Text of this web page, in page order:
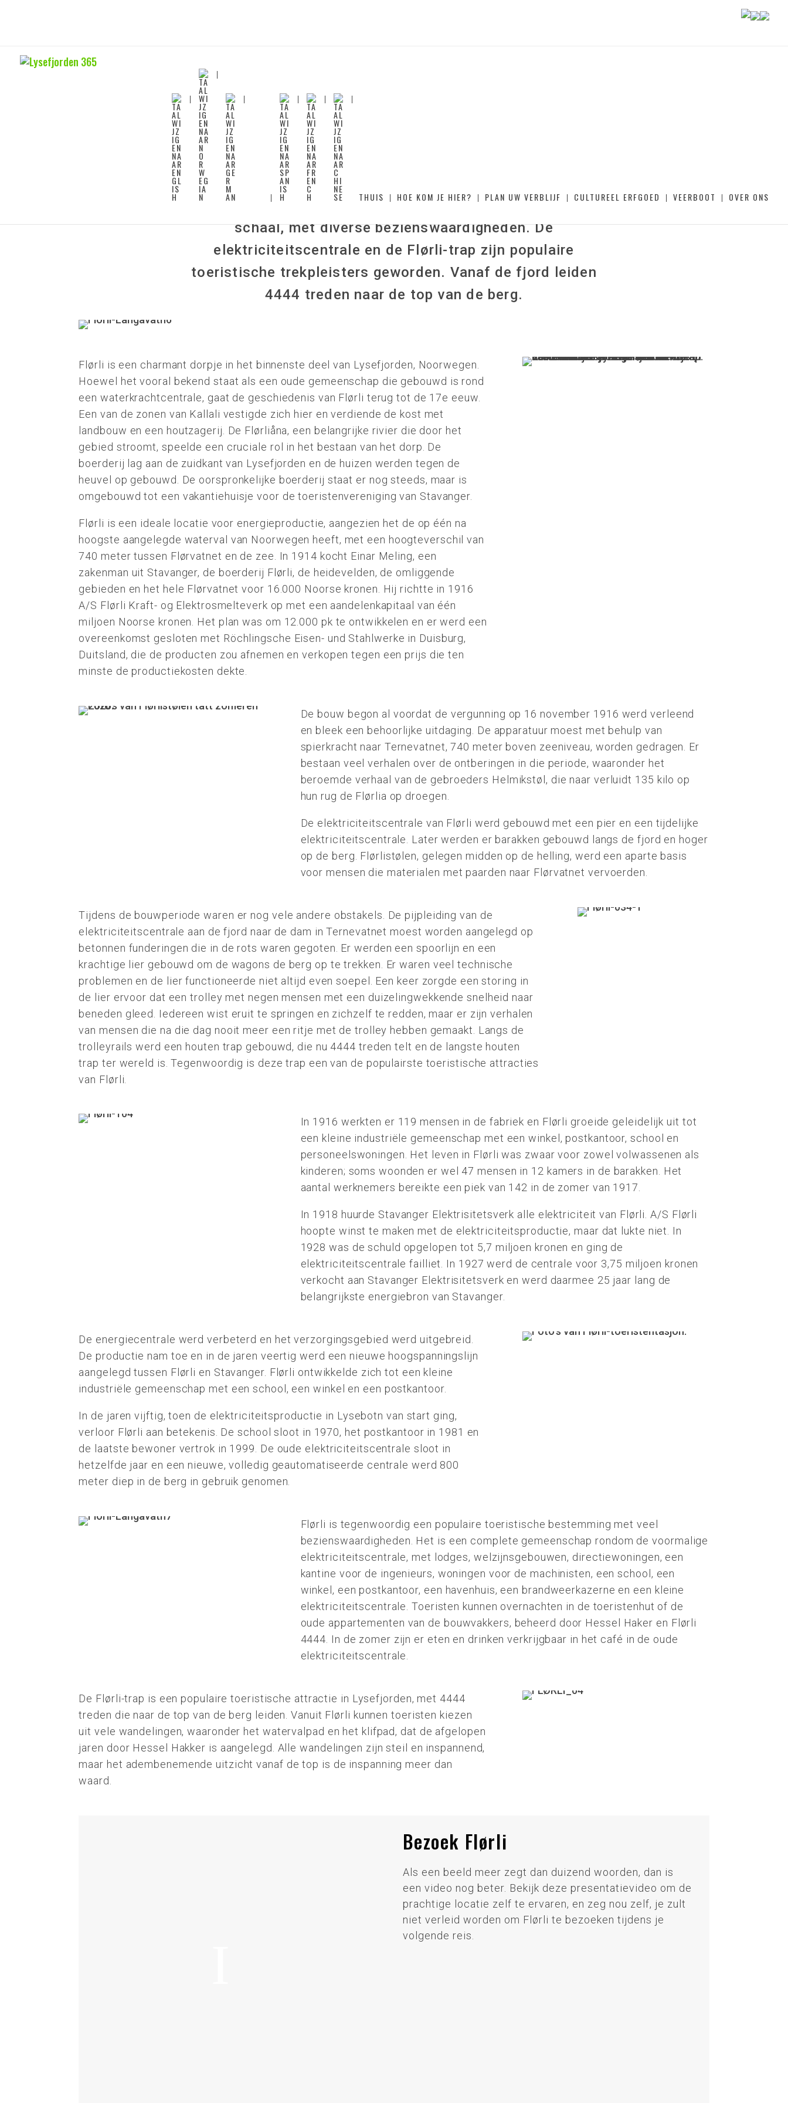
THUIS HOE KOM JE HIER? PLAN UW VERBLIJF CULTUREEL ERFGOED VEERBOOT OVER ONS
FLØRLI
Het afgelegen dorp Flørli in de Lysefjord vormt een complete
elektriciteitscentralegemeenschap op kleine, overzichtelijke
schaal, met diverse bezienswaardigheden. De
elektriciteitscentrale en de Flørli-trap zijn populaire
toeristische trekpleisters geworden. Vanaf de fjord leiden
4444 treden naar de top van de berg.
Flørli is een charmant dorpje in het binnenste deel van Lysefjorden, Noorwegen.
Hoewel het vooral bekend staat als een oude gemeenschap die gebouwd is rond
een waterkrachtcentrale, gaat de geschiedenis van Flørli terug tot de 17e eeuw.
Een van de zonen van Kallali vestigde zich hier en verdiende de kost met
landbouw en een houtzagerij. De Flørliåna, een belangrijke rivier die door het
gebied stroomt, speelde een cruciale rol in het bestaan van het dorp. De
boerderij lag aan de zuidkant van Lysefjorden en de huizen werden tegen de
heuvel op gebouwd. De oorspronkelijke boerderij staat er nog steeds, maar is
omgebouwd tot een vakantiehuisje voor de toeristenvereniging van Stavanger.
Flørli is een ideale locatie voor energieproductie, aangezien het de op één na
hoogste aangelegde waterval van Noorwegen heeft, met een hoogteverschil van
740 meter tussen Flørvatnet en de zee. In 1914 kocht Einar Meling, een
zakenman uit Stavanger, de boerderij Flørli, de heidevelden, de omliggende
gebieden en het hele Flørvatnet voor 16.000 Noorse kronen. Hij richtte in 1916
A/S Flørli Kraft- og Elektrosmelteverk op met een aandelenkapitaal van één
miljoen Noorse kronen. Het plan was om 12.000 pk te ontwikkelen en er werd een
overeenkomst gesloten met Röchlingsche Eisen- und Stahlwerke in Duisburg,
Duitsland, die de producten zou afnemen en verkopen tegen een prijs die ten
minste de productiekosten dekte.
De bouw begon al voordat de vergunning op 16 november 1916 werd verleend
en bleek een behoorlijke uitdaging. De apparatuur moest met behulp van
spierkracht naar Ternevatnet, 740 meter boven zeeniveau, worden gedragen. Er
bestaan veel verhalen over de ontberingen in die periode, waaronder het
beroemde verhaal van de gebroeders Helmikstøl, die naar verluidt 135 kilo op
hun rug de Flørlia op droegen.
De elektriciteitscentrale van Flørli werd gebouwd met een pier en een tijdelijke
elektriciteitscentrale. Later werden er barakken gebouwd langs de fjord en hoger
op de berg. Flørlistølen, gelegen midden op de helling, werd een aparte basis
voor mensen die materialen met paarden naar Flørvatnet vervoerden.
Tijdens de bouwperiode waren er nog vele andere obstakels. De pijpleiding van de
elektriciteitscentrale aan de fjord naar de dam in Ternevatnet moest worden aangelegd op
betonnen funderingen die in de rots waren gegoten. Er werden een spoorlijn en een
krachtige lier gebouwd om de wagons de berg op te trekken. Er waren veel technische
problemen en de lier functioneerde niet altijd even soepel. Een keer zorgde een storing in
de lier ervoor dat een trolley met negen mensen met een duizelingwekkende snelheid naar
beneden gleed. Iedereen wist eruit te springen en zichzelf te redden, maar er zijn verhalen
van mensen die na die dag nooit meer een ritje met de trolley hebben gemaakt. Langs de
trolleyrails werd een houten trap gebouwd, die nu 4444 treden telt en de langste houten
trap ter wereld is. Tegenwoordig is deze trap een van de populairste toeristische attracties
van Flørli.
In 1916 werkten er 119 mensen in de fabriek en Flørli groeide geleidelijk uit tot
een kleine industriële gemeenschap met een winkel, postkantoor, school en
personeelswoningen. Het leven in Flørli was zwaar voor zowel volwassenen als
kinderen; soms woonden er wel 47 mensen in 12 kamers in de barakken. Het
aantal werknemers bereikte een piek van 142 in de zomer van 1917.
In 1918 huurde Stavanger Elektrisitetsverk alle elektriciteit van Flørli. A/S Flørli
hoopte winst te maken met de elektriciteitsproductie, maar dat lukte niet. In
1928 was de schuld opgelopen tot 5,7 miljoen kronen en ging de
elektriciteitscentrale failliet. In 1927 werd de centrale voor 3,75 miljoen kronen
verkocht aan Stavanger Elektrisitetsverk en werd daarmee 25 jaar lang de
belangrijkste energiebron van Stavanger.
De energiecentrale werd verbeterd en het verzorgingsgebied werd uitgebreid.
De productie nam toe en in de jaren veertig werd een nieuwe hoogspanningslijn
aangelegd tussen Flørli en Stavanger. Flørli ontwikkelde zich tot een kleine
industriële gemeenschap met een school, een winkel en een postkantoor.
In de jaren vijftig, toen de elektriciteitsproductie in Lysebotn van start ging,
verloor Flørli aan betekenis. De school sloot in 1970, het postkantoor in 1981 en
de laatste bewoner vertrok in 1999. De oude elektriciteitscentrale sloot in
hetzelfde jaar en een nieuwe, volledig geautomatiseerde centrale werd 800
meter diep in de berg in gebruik genomen.
Flørli is tegenwoordig een populaire toeristische bestemming met veel
bezienswaardigheden. Het is een complete gemeenschap rondom de voormalige
elektriciteitscentrale, met lodges, welzijnsgebouwen, directiewoningen, een
kantine voor de ingenieurs, woningen voor de machinisten, een school, een
winkel, een postkantoor, een havenhuis, een brandweerkazerne en een kleine
elektriciteitscentrale. Toeristen kunnen overnachten in de toeristenhut of de
oude appartementen van de bouwvakkers, beheerd door Hessel Haker en Flørli
4444. In de zomer zijn er eten en drinken verkrijgbaar in het café in de oude
elektriciteitscentrale.
De Flørli-trap is een populaire toeristische attractie in Lysefjorden, met 4444
treden die naar de top van de berg leiden. Vanuit Flørli kunnen toeristen kiezen
uit vele wandelingen, waaronder het watervalpad en het klifpad, dat de afgelopen
jaren door Hessel Hakker is aangelegd. Alle wandelingen zijn steil en inspannend,
maar het adembenemende uitzicht vanaf de top is de inspanning meer dan
waard.
Bezoek Flørli
Als een beeld meer zegt dan duizend woorden, dan is
een video nog beter. Bekijk deze presentatievideo om de
prachtige locatie zelf te ervaren, en zeg nou zelf, je zult
niet verleid worden om Flørli te bezoeken tijdens je
volgende reis.